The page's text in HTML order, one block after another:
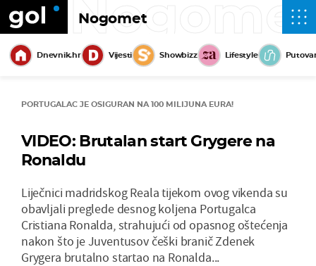
Nogomet
Dnevnik.hr Vijesti Showbizz Lifestyle
PORTUGALAC JE OSIGURAN NA 100 MILIJUNA EURA!
VIDEO: Brutalan start Grygere na
Ronaldu
Liječnici madridskog Reala tijekom ovog vikenda su
obavljali preglede desnog koljena Portugalca
Cristiana Ronalda, strahujući od opasnog oštećenja
nakon što je Juventusov češki branič Zdenek
Grygera brutalno startao na Ronalda...